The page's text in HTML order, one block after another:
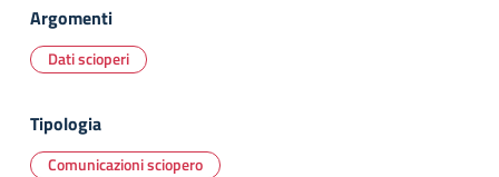
Argomenti
Dati scioperi
Tipologia
Comunicazioni sciopero